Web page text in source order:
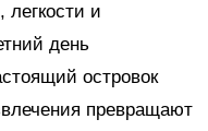
и
день
островок
превращают